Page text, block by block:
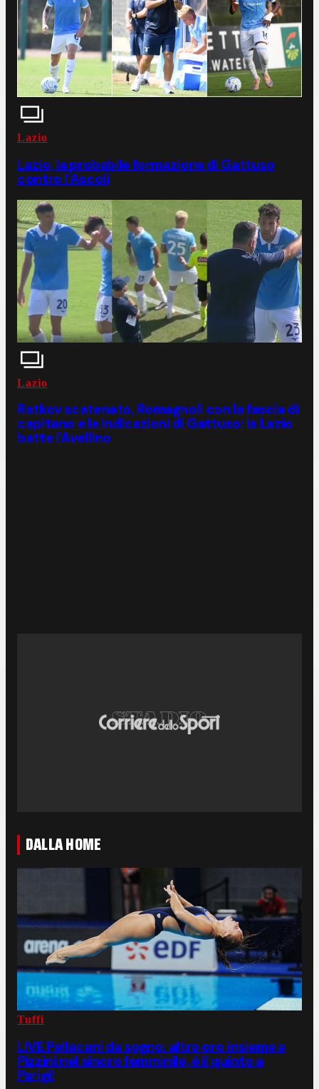
Lazio
Lazio, la probabile formazione di Gattuso
contro l'Ascoli
Lazio
Ratkov scatenato, Romagnoli con la fascia di
capitano e le indicazioni di Gattuso: la Lazio
batte l'Avellino
DALLA HOME
Tuffi
LIVE Pellacani da sogno: altro oro insieme a
Pizzini nel sincro femminile, è il quinto a
Parigi!